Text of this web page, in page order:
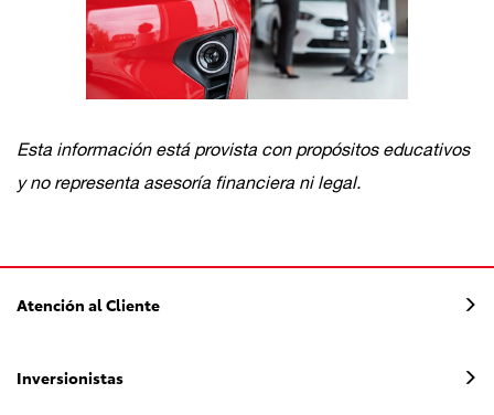
Esta información está provista con propósitos educativos
y no representa asesoría financiera ni legal.
Atención al Cliente
Inversionistas